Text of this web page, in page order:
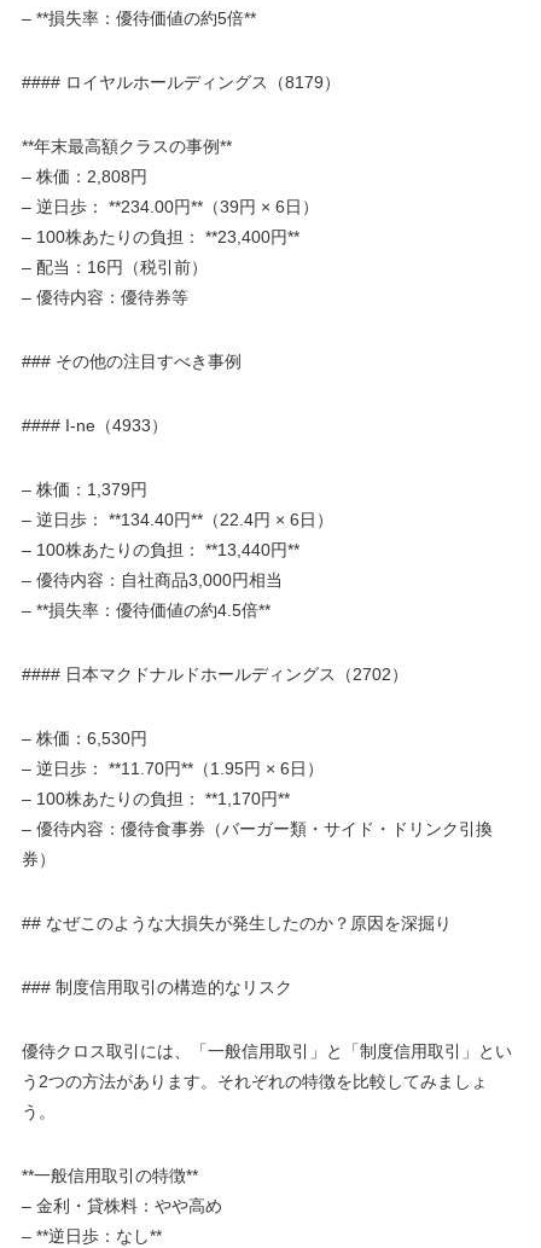
– **損失率：優待価値の約5倍**
#### ロイヤルホールディングス（8179）
**年末最高額クラスの事例**
– 株価：2,808円
– 逆日歩： **234.00円**（39円 × 6日）
– 100株あたりの負担： **23,400円**
– 配当：16円（税引前）
– 優待内容：優待券等
### その他の注目すべき事例
#### I-ne（4933）
– 株価：1,379円
– 逆日歩： **134.40円**（22.4円 × 6日）
– 100株あたりの負担： **13,440円**
– 優待内容：自社商品3,000円相当
– **損失率：優待価値の約4.5倍**
#### 日本マクドナルドホールディングス（2702）
– 株価：6,530円
– 逆日歩： **11.70円**（1.95円 × 6日）
– 100株あたりの負担： **1,170円**
– 優待内容：優待食事券（バーガー類・サイド・ドリンク引換
券）
## なぜこのような大損失が発生したのか？原因を深掘り
### 制度信用取引の構造的なリスク
優待クロス取引には、「一般信用取引」と「制度信用取引」とい
う2つの方法があります。それぞれの特徴を比較してみましょ
う。
**一般信用取引の特徴**
– 金利・貸株料：やや高め
– **逆日歩：なし**